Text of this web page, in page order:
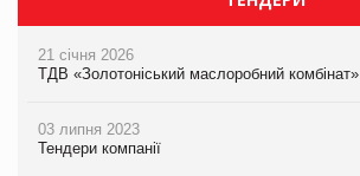
21 січня 2026
ТДВ «Золотоніський маслоробний комбінат»
03 липня 2023
Тендери компанії